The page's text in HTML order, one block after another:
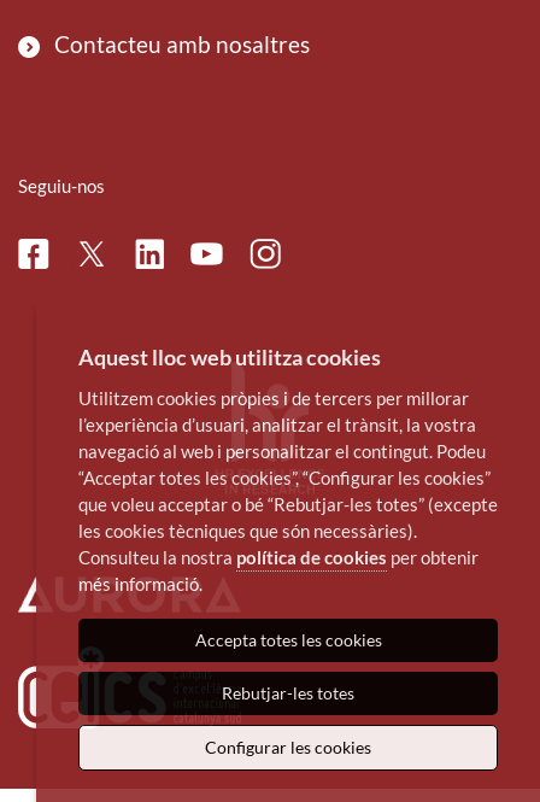
Contacteu amb nosaltres
Seguiu-nos
FacebookTwitterLinkedinYoutubeInstagram
Aquest lloc web utilitza cookies
Utilitzem cookies pròpies i de tercers per millorar
l’experiència d’usuari, analitzar el trànsit, la vostra
navegació al web i personalitzar el contingut. Podeu
“Acceptar totes les cookies”, “Configurar les cookies”
que voleu acceptar o bé “Rebutjar-les totes” (excepte
les cookies tècniques que són necessàries).
Consulteu la nostra política de cookies per obtenir
més informació.
Accepta totes les cookies
Rebutjar-les totes
Configurar les cookies